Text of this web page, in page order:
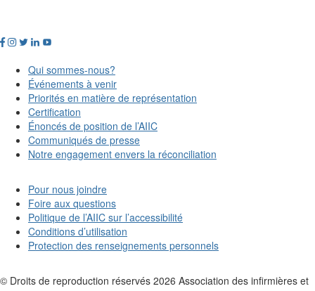
Qui sommes-nous?
Événements à venir
Priorités en matière de représentation
Certification
Énoncés de position de l’AIIC
Communiqués de presse
Notre engagement envers la réconciliation
Pour nous joindre
Foire aux questions
Politique de l’AIIC sur l’accessibilité
Conditions d’utilisation
Protection des renseignements personnels
© Droits de reproduction réservés 2026 Association des infirmières et